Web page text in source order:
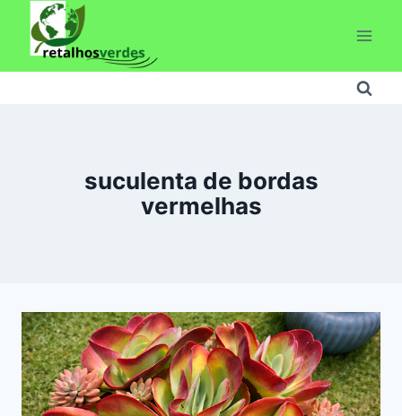
para
suculenta de bordas
vermelhas